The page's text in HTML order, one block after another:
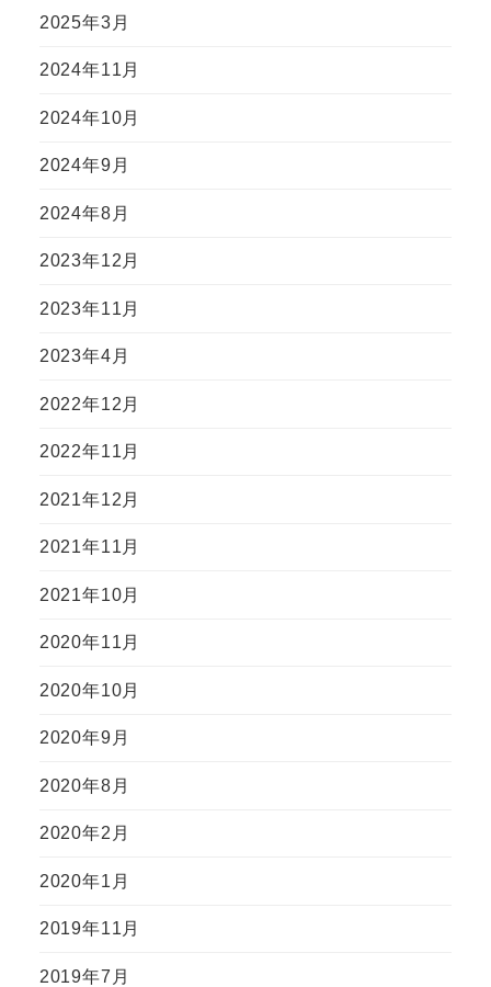
2025年3月
2024年11月
2024年10月
2024年9月
2024年8月
2023年12月
2023年11月
2023年4月
2022年12月
2022年11月
2021年12月
2021年11月
2021年10月
2020年11月
2020年10月
2020年9月
2020年8月
2020年2月
2020年1月
2019年11月
2019年7月